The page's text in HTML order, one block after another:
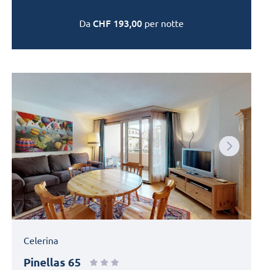
Da CHF 193,00 per notte
Celerina
Pinellas 65